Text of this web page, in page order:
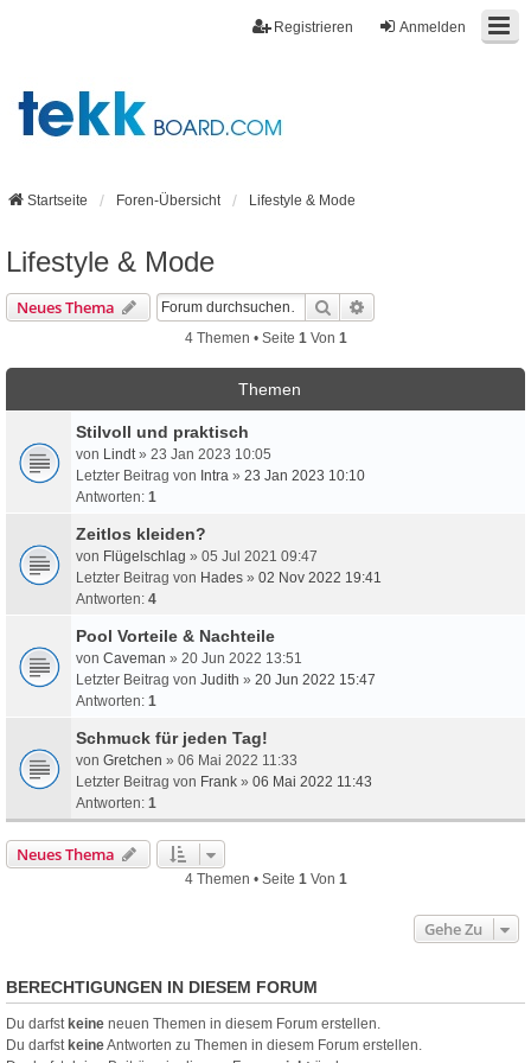
Anmelden
Registrieren
Startseite Foren-Übersicht Lifestyle & Mode
Lifestyle & Mode
Neues Thema Suche
4 Themen • Seite 1Von 1
Themen
Stilvoll und praktisch
von Lindt» 23 Jan 2023 10:05
Letzter Beitrag von Intra » 23 Jan 2023 10:10
Antworten: 1
Zeitlos kleiden?
von Flügelschlag » 05 Jul 2021 09:47
Letzter Beitrag von Hades » 02 Nov 2022 19:41
Antworten: 4
Pool Vorteile & Nachteile
von Caveman » 20 Jun 2022 13:51
Letzter Beitrag von Judith » 20 Jun 2022 15:47
Antworten: 1
Schmuck für jeden Tag!
von Gretchen » 06 Mai 2022 11:33
Letzter Beitrag von Frank » 06 Mai 2022 11:43
Antworten: 1
Neues Thema
4 Themen • Seite 1Von 1
Gehe Zu
BERECHTIGUNGEN IN DIESEM FORUM
Du darfstkeine neuen Themen in diesem Forum erstellen.
Du darfstkeineAntworten zu Themen in diesem Forum erstellen.